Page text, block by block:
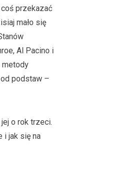
przekazać
mało się
Al Pacino i
metody
podstaw –
o rok trzeci.
i jak się na